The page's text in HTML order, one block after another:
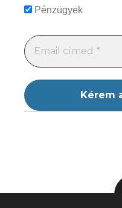
Pénzügyek